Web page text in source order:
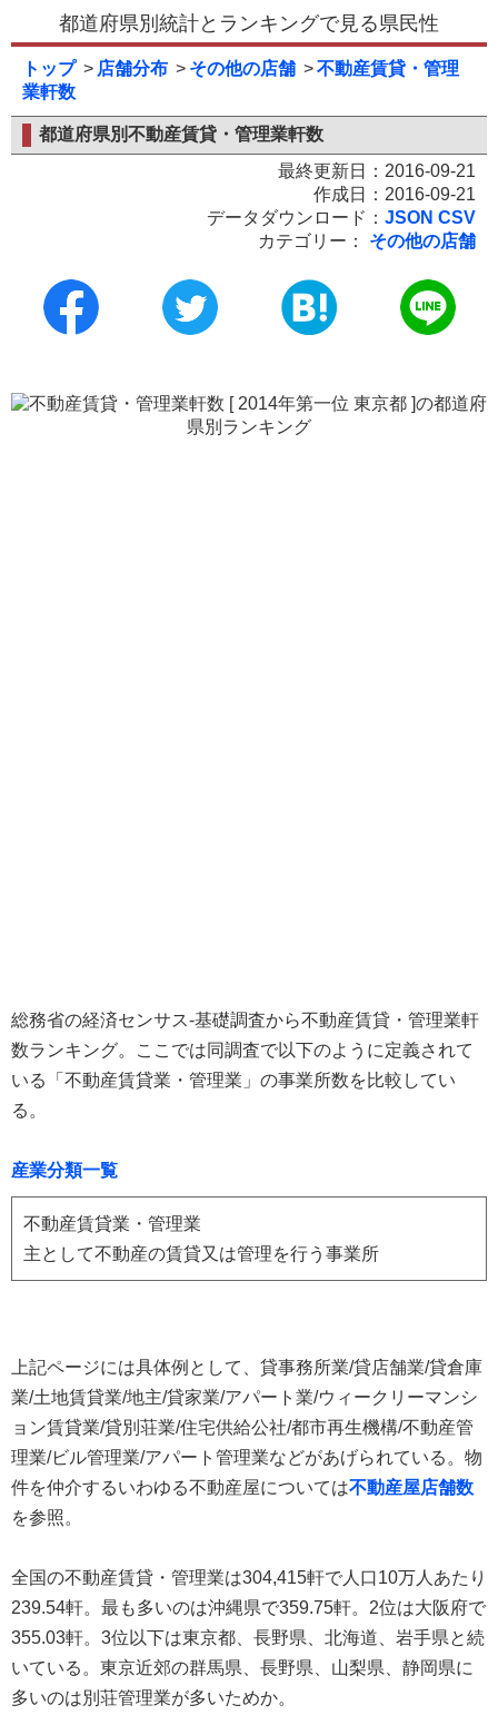
都道府県別統計とランキングで見る県民性
トップ 店舗分布 その他の店舗
不動産賃貸・管理
業軒数
都道府県別不動産賃貸・管理業軒数
最終更新日：2016-09-21
作成日：2016-09-21
データダウンロード： JSON CSV
カテゴリー：
その他の店舗
総務省の経済センサス‐基礎調査から不動産賃貸・管理業軒
数ランキング。ここでは同調査で以下のように定義されて
いる「不動産賃貸業・管理業」の事業所数を比較してい
る。
産業分類一覧
不動産賃貸業・管理業
主として不動産の賃貸又は管理を行う事業所
上記ページには具体例として、貸事務所業/貸店舗業/貸倉庫
業/土地賃貸業/地主/貸家業/アパート業/ウィークリーマンシ
ョン賃貸業/貸別荘業/住宅供給公社/都市再生機構/不動産管
理業/ビル管理業/アパート管理業などがあげられている。物
件を仲介するいわゆる不動産屋については不動産屋店舗数
を参照。
全国の不動産賃貸・管理業は304,415軒で人口10万人あたり
239.54軒。最も多いのは沖縄県で359.75軒。2位は大阪府で
355.03軒。3位以下は東京都、長野県、北海道、岩手県と続
いている。東京近郊の群馬県、長野県、山梨県、静岡県に
多いのは別荘管理業が多いためか。